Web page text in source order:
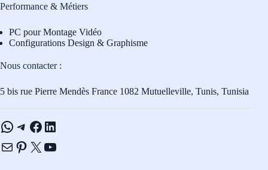
Performance & Métiers
PC pour Montage Vidéo
Configurations Design & Graphisme
Nous contacter :
5 bis rue Pierre Mendès France 1082 Mutuelleville, Tunis, Tunisia
WhatsApp
Telegram
Facebook
LinkedIn
E-mailPinterest
X YouTube